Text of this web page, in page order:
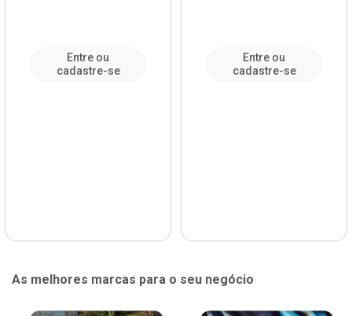
Entre ou
cadastre-se
Entre ou
cadastre-se
As melhores marcas para o seu negócio